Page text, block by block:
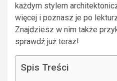
każdym stylem
więcej i poznasz je po
Znajdziesz w nim także
sprawdź już teraz!
Spis Treści